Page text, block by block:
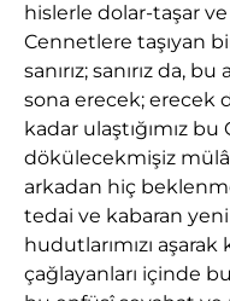
hislerle dolar-taşar ve
Cennetlere taşıyan
sanırız; sanırız da,
sona erecek; erecek
kadar ulaştığımız
dökülecekmişiz
arkadan hiç
tedai ve kabaran
hudutlarımızı
çağlayanları içinde